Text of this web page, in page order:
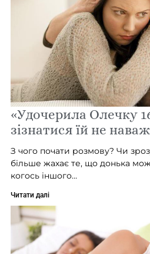
«Удочерила Олечку
зізнатися їй не
З чого почати розмову? Чи
більше жахає те, що донька
когось іншого…
Читати далі